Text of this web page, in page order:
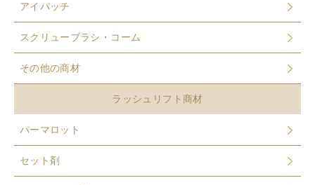
アイパッチ
スクリューブラシ・コーム
その他の商材
ラッシュリフト商材
パーマロット
セット剤